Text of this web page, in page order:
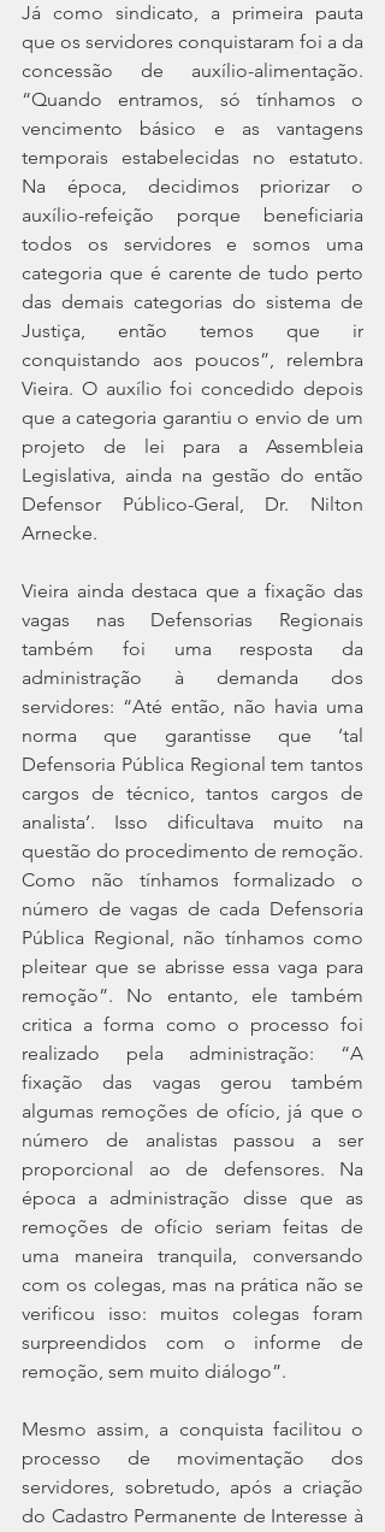
Já como sindicato, a primeira pauta
que os servidores conquistaram foi a da
concessão de auxílio-alimentação.
“Quando entramos, só tínhamos o
vencimento básico e as vantagens
temporais estabelecidas no estatuto.
Na época, decidimos priorizar o
auxílio-refeição porque beneficiaria
todos os servidores e somos uma
categoria que é carente de tudo perto
das demais categorias do sistema de
Justiça, então temos que ir
conquistando aos poucos”, relembra
Vieira. O auxílio foi concedido depois
que a categoria garantiu o envio de um
projeto de lei para a Assembleia
Legislativa, ainda na gestão do então
Defensor Público-Geral, Dr. Nilton
Arnecke.
Vieira ainda destaca que a fixação das
vagas nas Defensorias Regionais
também foi uma resposta da
administração à demanda dos
servidores: “Até então, não havia uma
norma que garantisse que ‘tal
Defensoria Pública Regional tem tantos
cargos de técnico, tantos cargos de
analista’. Isso dificultava muito na
questão do procedimento de remoção.
Como não tínhamos formalizado o
número de vagas de cada Defensoria
Pública Regional, não tínhamos como
pleitear que se abrisse essa vaga para
remoção”. No entanto, ele também
critica a forma como o processo foi
realizado pela administração: “A
fixação das vagas gerou também
algumas remoções de ofício, já que o
número de analistas passou a ser
proporcional ao de defensores. Na
época a administração disse que as
remoções de ofício seriam feitas de
uma maneira tranquila, conversando
com os colegas, mas na prática não se
verificou isso: muitos colegas foram
surpreendidos com o informe de
remoção, sem muito diálogo”.
Mesmo assim, a conquista facilitou o
processo de movimentação dos
servidores, sobretudo, após a criação
do Cadastro Permanente de Interesse à